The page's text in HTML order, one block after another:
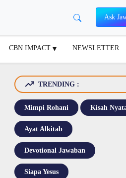
Ask
CBN IMPACT NEWSLETTER
TRENDING :
Mimpi Rohani Kisah
Ayat Alkitab
Devotional Jawaban
Siapa Yesus